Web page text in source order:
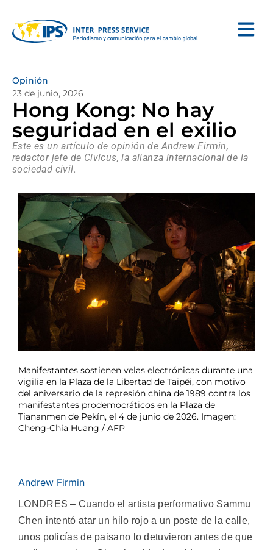
Opinión
23 de junio, 2026
Hong Kong: No hay
seguridad en el exilio
Este es un artículo de opinión de Andrew Firmin,
redactor jefe de Civicus, la alianza internacional de la
sociedad civil.
Manifestantes sostienen velas electrónicas durante una
vigilia en la Plaza de la Libertad de Taipéi, con motivo
del aniversario de la represión china de 1989 contra los
manifestantes prodemocráticos en la Plaza de
Tiananmen de Pekín, el 4 de junio de 2026. Imagen:
Cheng-Chia Huang / AFP
Andrew Firmin
LONDRES – Cuando el artista performativo Sammu
Chen intentó atar un hilo rojo a un poste de la calle,
unos policías de paisano lo detuvieron antes de que